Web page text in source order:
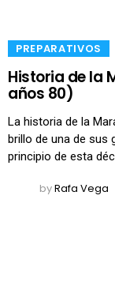
​PREPARATIVOS
Historia de la
años 80)
La historia de la
brillo de una de sus
principio de esta
byRafa Vega